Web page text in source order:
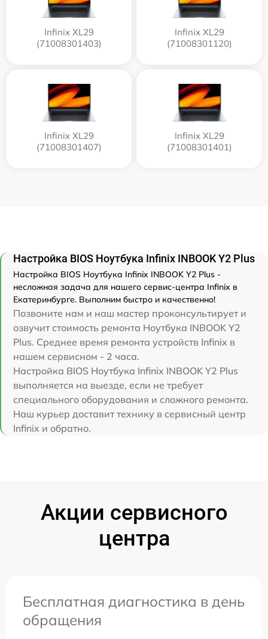
Infinix XL29
(71008301403)
Infinix XL29
(71008301120)
Infinix XL29
(71008301407)
Infinix XL29
(71008301401)
Настройка BIOS Ноутбука Infinix INBOOK Y2 Plus
Настройка BIOS Ноутбука Infinix INBOOK Y2 Plus -
несложная задача для нашего сервис-центра Infinix в
Екатеринбурге. Выполним быстро и качественно!
Позвоните нам и наш мастер проконсультирует и
озвучит стоимость ремонта Ноутбука INBOOK Y2
Plus. Среднее время ремонта устройств Infinix в
нашем сервисном - 2 часа.
Настройка BIOS Ноутбука Infinix INBOOK Y2 Plus
выполняется на выезде, если не требует
специального оборудования и сложного ремонта.
Наш курьер доставит технику в сервисный центр
Infinix и обратно.
Акции сервисного
центра
Бесплатная диагностика в день
обращения